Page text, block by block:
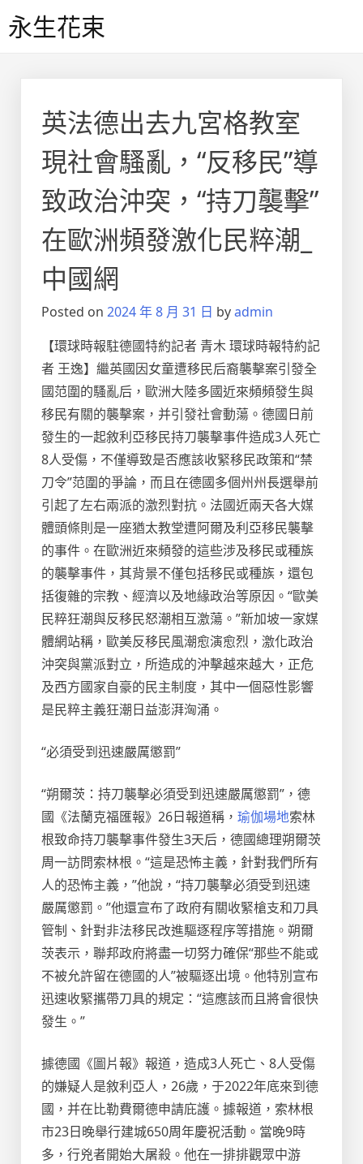
to永生花束
英法德出去九宮格教室
現社會騷亂，“反移民”導
致政治沖突，“持刀襲擊”
在歐洲頻發激化民粹潮_
中國網
Posted on 2024 年 8 月 31 日 byadmin
【環球時報駐德國特約記者 青木 環球時報特約記
者 王逸】繼英國因女童遭移民后裔襲擊案引發全
國范圍的騷亂后，歐洲大陸多國近來頻頻發生與
移民有關的襲擊案，并引發社會動蕩。德國日前
發生的一起敘利亞移民持刀襲擊事件造成3人死亡
8人受傷，不僅導致是否應該收緊移民政策和“禁
刀令”范圍的爭論，而且在德國多個州州長選舉前
引起了左右兩派的激烈對抗。法國近兩天各大媒
體頭條則是一座猶太教堂遭阿爾及利亞移民襲擊
的事件。在歐洲近來頻發的這些涉及移民或種族
的襲擊事件，其背景不僅包括移民或種族，還包
括復雜的宗教、經濟以及地緣政治等原因。“歐美
民粹狂潮與反移民怒潮相互激蕩。”新加坡一家媒
體網站稱，歐美反移民風潮愈演愈烈，激化政治
沖突與黨派對立，所造成的沖擊越來越大，正危
及西方國家自豪的民主制度，其中一個惡性影響
是民粹主義狂潮日益澎湃洶涌。
“必須受到迅速嚴厲懲罰”
“朔爾茨：持刀襲擊必須受到迅速嚴厲懲罰”，德
國《法蘭克福匯報》26日報道稱， 瑜伽場地索林
根致命持刀襲擊事件發生3天后，德國總理朔爾茨
周一訪問索林根。“這是恐怖主義，針對我們所有
人的恐怖主義，”他說，“持刀襲擊必須受到迅速
嚴厲懲罰。”他還宣布了政府有關收緊槍支和刀具
管制、針對非法移民改進驅逐程序等措施。朔爾
茨表示，聯邦政府將盡一切努力確保“那些不能或
不被允許留在德國的人”被驅逐出境。他特別宣布
迅速收緊攜帶刀具的規定：“這應該而且將會很快
發生。”
據德國《圖片報》報道，造成3人死亡、8人受傷
的嫌疑人是敘利亞人，26歲，于2022年底來到德
國，并在比勒費爾德申請庇護。據報道，索林根
市23日晚舉行建城650周年慶祝活動。當晚9時
多，行兇者開始大屠殺。他在一排排觀眾中游